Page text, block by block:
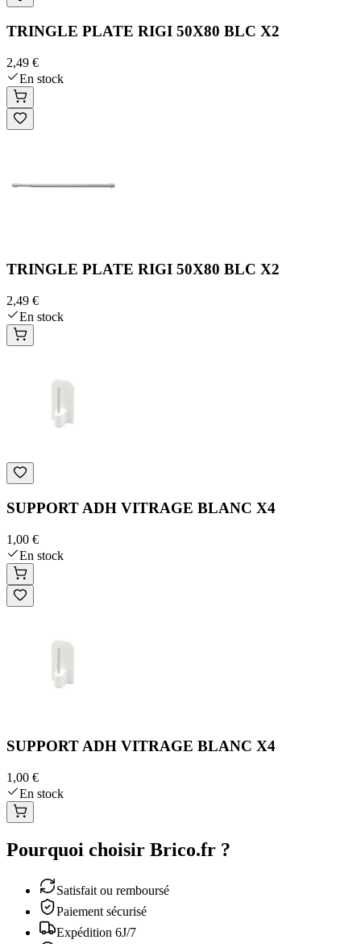
TRINGLE PLATE RIGI 50X80 BLC X2
2,49 €
En stock
TRINGLE PLATE RIGI 50X80 BLC X2
2,49 €
En stock
SUPPORT ADH VITRAGE BLANC X4
1,00 €
En stock
SUPPORT ADH VITRAGE BLANC X4
1,00 €
En stock
Pourquoi choisir Brico.fr ?
Satisfait ou remboursé
Paiement sécurisé
Expédition 6J/7